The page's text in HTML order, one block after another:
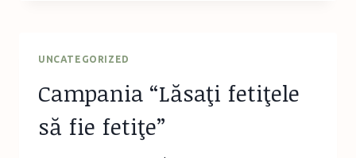
UNCATEGORIZED
Campania “Lăsaţi fetiţele
să fie fetiţe”